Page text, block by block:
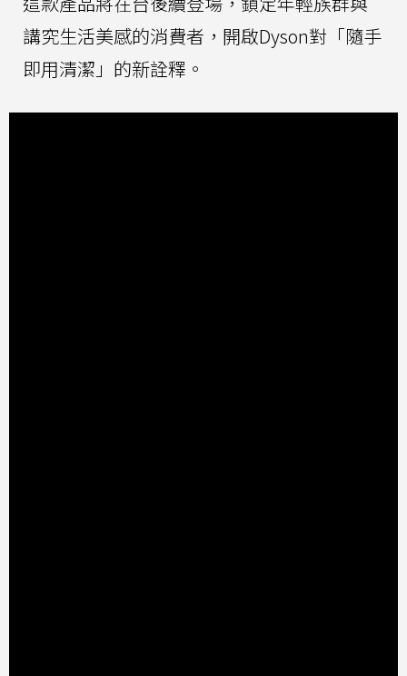
講究生活美感的消費者，開啟Dyson對「隨手
即用清潔」的新詮釋。